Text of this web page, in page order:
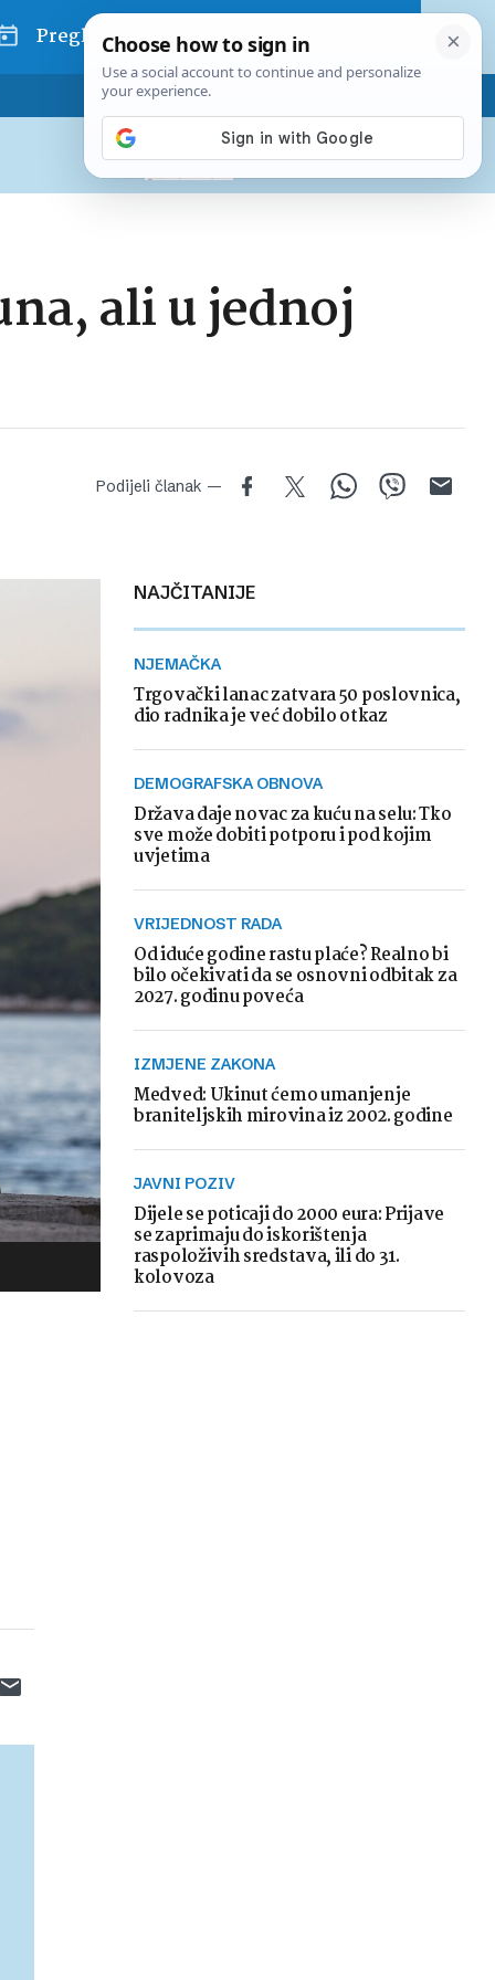
Pregled dana
Pretplatite se na Poslovni
Već od10 EURmjesečno
ali u jednoj
Podijeli članak —
NAJČITANIJE
NJEMAČKA
Trgovački lanac zatvara 50 poslovnica,
dio radnika je već dobilo otkaz
DEMOGRAFSKA OBNOVA
Država daje novac za kuću na selu: Tko
sve može dobiti potporu i pod kojim
uvjetima
VRIJEDNOST RADA
Od iduće godine rastu plaće? Realno bi
bilo očekivati da se osnovni odbitak za
2027. godinu poveća
IZMJENE ZAKONA
Medved: Ukinut ćemo umanjenje
braniteljskih mirovina iz 2002. godine
JAVNI POZIV
Dijele se poticaji do 2000 eura: Prijave
se zaprimaju do iskorištenja
raspoloživih sredstava, ili do 31.
kolovoza